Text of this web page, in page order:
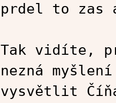
prdel to zas
Tak vidíte,
nezná
vysvětlit